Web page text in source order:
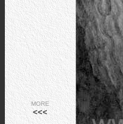
MORE
<<<